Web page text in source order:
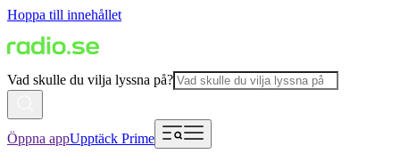
Hoppa till innehållet
Vad skulle du vilja lyssna på?
Öppna appUpptäck Prime